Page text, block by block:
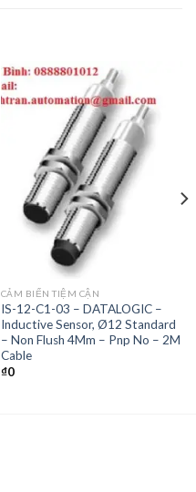
CẢM BIẾN TIỆM CẬN
IS-12-C1-03 – DATALOGIC –
Inductive Sensor, Ø12 Standard
– Non Flush 4Mm – Pnp No – 2M
Cable
₫0